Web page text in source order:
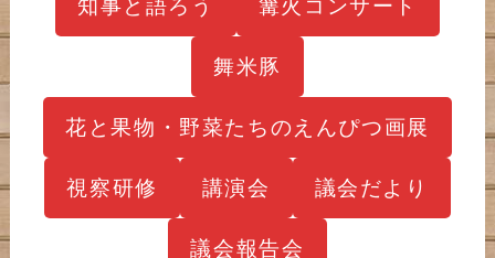
知事と語ろう 篝火コンサート
舞米豚
花と果物・野菜たちのえんぴつ画展
視察研修 講演会 議会だより
議会報告会